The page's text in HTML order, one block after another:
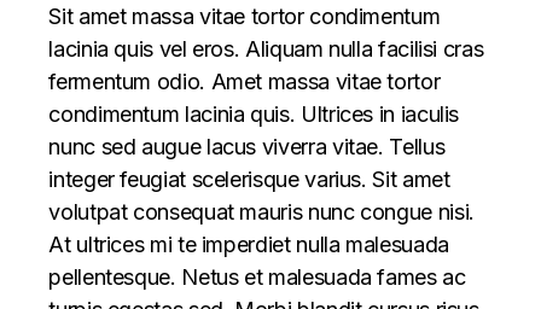
Sit amet massa vitae tortor condimentum
lacinia quis vel eros. Aliquam nulla facilisi cras
fermentum odio. Amet massa vitae tortor
condimentum lacinia quis. Ultrices in iaculis
nunc sed augue lacus viverra vitae. Tellus
integer feugiat scelerisque varius. Sit amet
volutpat consequat mauris nunc congue nisi.
At ultrices mi te imperdiet nulla malesuada
pellentesque. Netus et malesuada fames ac